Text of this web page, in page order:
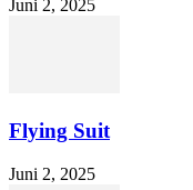
Juni 2, 2025
Flying Suit
Juni 2, 2025